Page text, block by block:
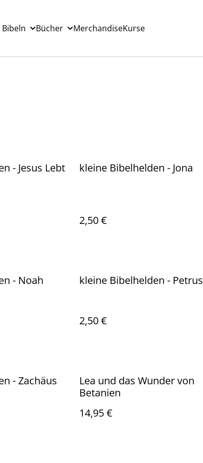
Bibeln Bücher MerchandiseKurse
- Jesus Lebt kleine Bibelhelden - Jona
2,50 €
- Noah kleine Bibelhelden - Petrus
2,50 €
- Zachäus
Lea und das Wunder von
Betanien
14,95 €